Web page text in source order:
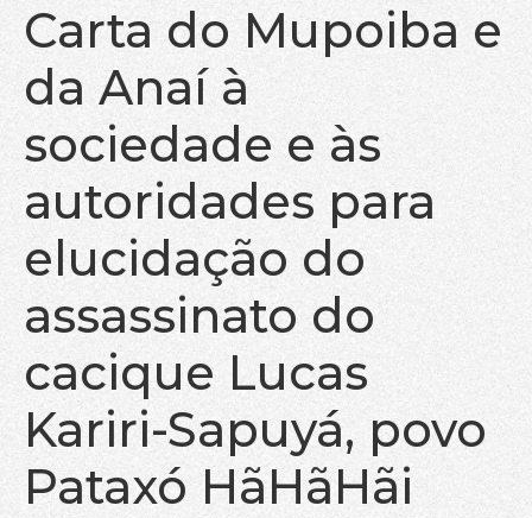
Carta do Mupoiba e
da Anaí à
sociedade e às
autoridades para
elucidação do
assassinato do
cacique Lucas
Kariri-Sapuyá, povo
Pataxó HãHãHãi